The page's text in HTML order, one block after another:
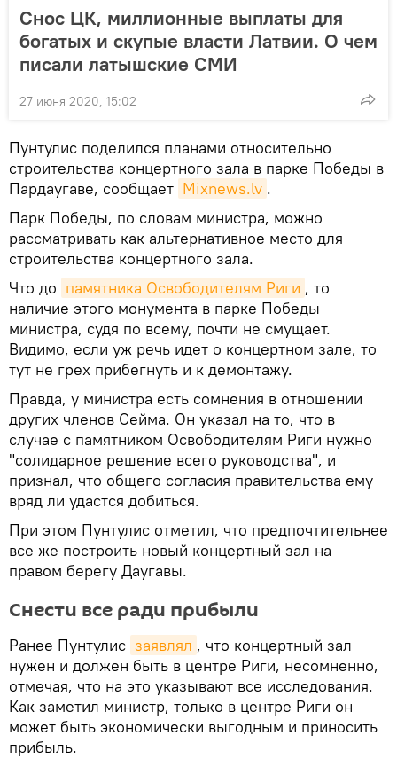
Снос ЦК, миллионные выплаты для
богатых и скупые власти Латвии. О чем
писали латышские СМИ
27 июня 2020, 15:02
Пунтулис поделился планами относительно
строительства концертного зала в парке Победы в
Пардаугаве, сообщает Mixnews.lv .
Парк Победы, по словам министра, можно
рассматривать как альтернативное место для
строительства концертного зала.
Что до памятника Освободителям Риги , то
наличие этого монумента в парке Победы
министра, судя по всему, почти не смущает.
Видимо, если уж речь идет о концертном зале, то
тут не грех прибегнуть и к демонтажу.
Правда, у министра есть сомнения в отношении
других членов Сейма. Он указал на то, что в
случае с памятником Освободителям Риги нужно
"солидарное решение всего руководства", и
признал, что общего согласия правительства ему
вряд ли удастся добиться.
При этом Пунтулис отметил, что предпочтительнее
все же построить новый концертный зал на
правом берегу Даугавы.
Снести все ради прибыли
Ранее Пунтулис заявлял , что концертный зал
нужен и должен быть в центре Риги, несомненно,
отмечая, что на это указывают все исследования.
Как заметил министр, только в центре Риги он
может быть экономически выгодным и приносить
прибыль.